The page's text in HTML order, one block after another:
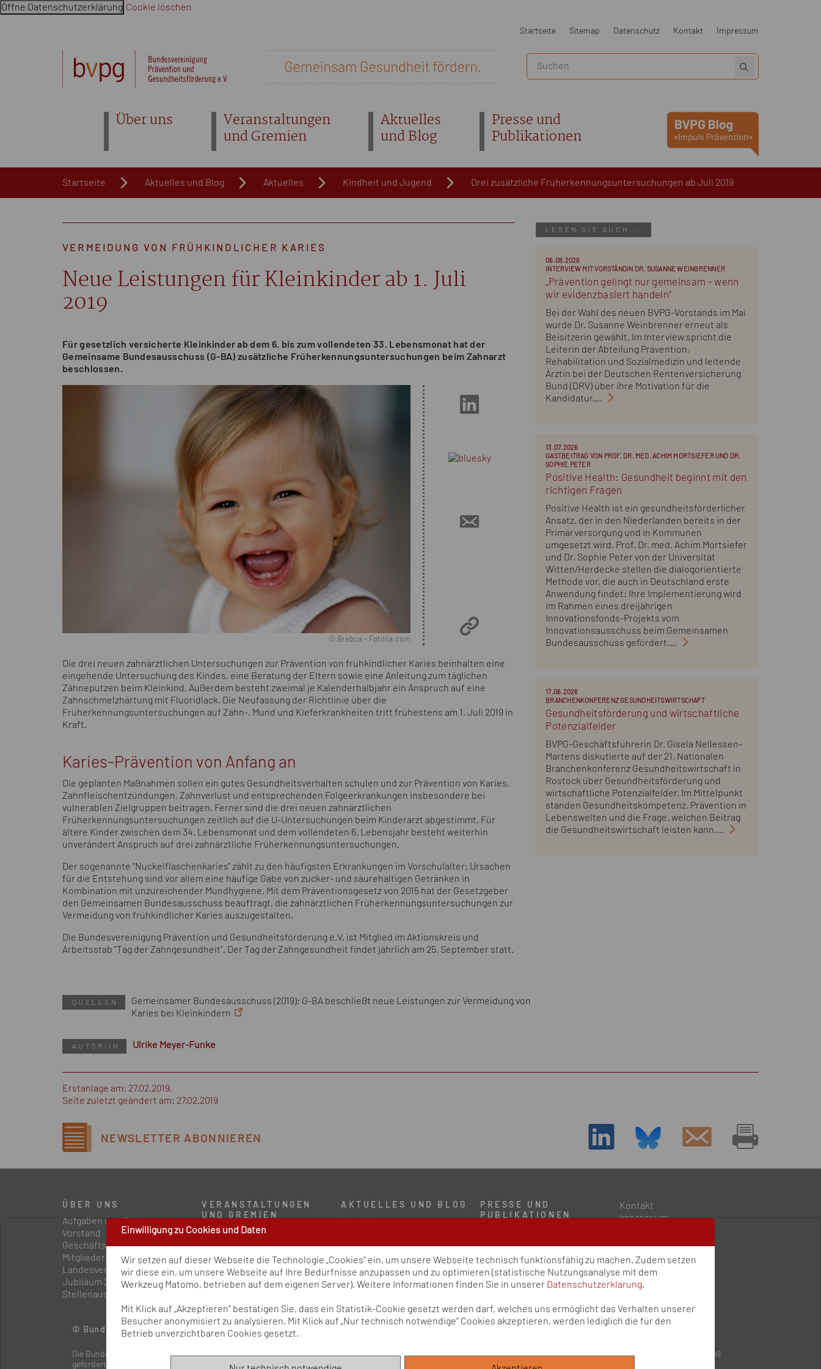
Öffne Datenschutzerklärung Cookie löschen
Einwilligung zu Cookies und Daten
Wir setzen auf dieser Webseite die Technologie „Cookies” ein, um unsere Webseite technisch funktionsfähig zu machen. Zudem setzen
wir diese ein, um unsere Webseite auf Ihre Bedürfnisse anzupassen und zu optimieren (statistische Nutzungsanalyse mit dem
Werkzeug Matomo, betrieben auf dem eigenen Server). Weitere Informationen finden Sie in unserer Datenschutzerklärung.
Mit Klick auf „Akzeptieren” bestätigen Sie, dass ein Statistik-Cookie gesetzt werden darf, welches uns ermöglicht das Verhalten unserer
Besucher anonymisiert zu analysieren. Mit Klick auf „Nur technisch notwendige” Cookies akzeptieren, werden lediglich die für den
Betrieb unverzichtbaren Cookies gesetzt.
Startseite Sitemap Datenschutz Kontakt Impressum
Über uns
Veranstaltungen
und Gremien
Aktuelles
und Blog
Presse und
Publikationen
Startseite Aktuelles und Blog Aktuelles Kindheit und Jugend Drei zusätzliche Früherkennungsuntersuchungen ab Juli 2019
VERMEIDUNG VON FRÜHKINDLICHER KARIES
Neue Leistungen für Kleinkinder ab 1. Juli
2019
Für gesetzlich versicherte Kleinkinder ab dem 6. bis zum vollendeten 33. Lebensmonat hat der
Gemeinsame Bundesausschuss (G-BA) zusätzliche Früherkennungsuntersuchungen beim Zahnarzt
beschlossen.
© Brebca - Fotolia.com
Die drei neuen zahnärztlichen Untersuchungen zur Prävention von frühkindlicher Karies beinhalten eine
eingehende Untersuchung des Kindes, eine Beratung der Eltern sowie eine Anleitung zum täglichen
Zähneputzen beim Kleinkind. Außerdem besteht zweimal je Kalenderhalbjahr ein Anspruch auf eine
Zahnschmelzhärtung mit Fluoridlack. Die Neufassung der Richtlinie über die
Früherkennungsuntersuchungen auf Zahn-, Mund und Kieferkrankheiten tritt frühestens am 1. Juli 2019 in
Kraft.
Karies-Prävention von Anfang an
Die geplanten Maßnahmen sollen ein gutes Gesundheitsverhalten schulen und zur Prävention von Karies,
Zahnfleischentzündungen, Zahnverlust und entsprechenden Folgeerkrankungen insbesondere bei
vulnerablen Zielgruppen beitragen. Ferner sind die drei neuen zahnärztlichen
Früherkennungsuntersuchungen zeitlich auf die U-Untersuchungen beim Kinderarzt abgestimmt. Für
ältere Kinder zwischen dem 34. Lebensmonat und dem vollendeten 6. Lebensjahr besteht weiterhin
unverändert Anspruch auf drei zahnärztliche Früherkennungsuntersuchungen.
Der sogenannte "Nuckelflaschenkaries" zählt zu den häufigsten Erkrankungen im Vorschulalter: Ursachen
für die Entstehung sind vor allem eine häufige Gabe von zucker- und säurehaltigen Getränken in
Kombination mit unzureichender Mundhygiene. Mit dem Präventionsgesetz von 2015 hat der Gesetzgeber
den Gemeinsamen Bundesausschuss beauftragt, die zahnärztlichen Früherkennungsuntersuchungen zur
Vermeidung von frühkindlicher Karies auszugestalten.
Die Bundesvereinigung Prävention und Gesundheitsförderung e.V. ist Mitglied im Aktionskreis und
Arbeitsstab "Tag der Zahngesundheit". Der Tag der Zahngesundheit findet jährlich am 25. September statt.
LESEN SIE AUCH ...
06.08.2026
INTERVIEW MIT VORSTÄNDIN DR. SUSANNE WEINBRENNER
„Prävention gelingt nur gemeinsam - wenn
wir evidenzbasiert handeln“
Bei der Wahl des neuen BVPG-Vorstands im Mai
wurde Dr. Susanne Weinbrenner erneut als
Beisitzerin gewählt. Im Interview spricht die
Leiterin der Abteilung Prävention,
Rehabilitation und Sozialmedizin und leitende
Ärztin bei der Deutschen Rentenversicherung
Bund (DRV) über ihre Motivation für die
Kandidatur....
13.07.2026
GASTBEITRAG VON PROF. DR. MED. ACHIM MORTSIEFER UND DR.
SOPHIE PETER
Positive Health: Gesundheit beginnt mit den
richtigen Fragen
Positive Health ist ein gesundheitsförderlicher
Ansatz, der in den Niederlanden bereits in der
Primärversorgung und in Kommunen
umgesetzt wird. Prof. Dr. med. Achim Mortsiefer
und Dr. Sophie Peter von der Universität
Witten/Herdecke stellen die dialogorientierte
Methode vor, die auch in Deutschland erste
Anwendung findet: Ihre Implementierung wird
im Rahmen eines dreijährigen
Innovationsfonds-Projekts vom
Innovationsausschuss beim Gemeinsamen
Bundesausschuss gefördert....
17.06.2026
BRANCHENKONFERENZ GESUNDHEITSWIRTSCHAFT
Gesundheitsförderung und wirtschaftliche
Potenzialfelder
BVPG-Geschäftsführerin Dr. Gisela Nellessen-
Martens diskutierte auf der 21. Nationalen
Branchenkonferenz Gesundheitswirtschaft in
Rostock über Gesundheitsförderung und
wirtschaftliche Potenzialfelder. Im Mittelpunkt
standen Gesundheitskompetenz, Prävention in
Lebenswelten und die Frage, welchen Beitrag
die Gesundheitswirtschaft leisten kann....
QUELLEN
Gemeinsamer Bundesausschuss (2019): G-BA beschließt neue Leistungen zur Vermeidung von
Karies bei Kleinkindern
AUTOR/IN Ulrike Meyer-Funke
Erstanlage am: 27.02.2019,
Seite zuletzt geändert am: 27.02.2019
NEWSLETTER ABONNIEREN
ÜBER UNS
Aufgaben und Ziele
Vorstand
Geschäftsstelle
Mitglieder
Landesvereinigungen
Jubiläum 2024
Stellenausschreibungen
VERANSTALTUNGEN
UND GREMIEN
Statuskonferenz
Präventionsforum
Externe Gremien
Interne Gremien
AKTUELLES UND BLOG
Aktuelles
PRESSE UND
PUBLIKATIONEN
Publikationen
Newsletter
Kontakt
Impressum
Sitemap
© Bundesvereinigung Prävention und Gesundheitsförderung e.V. (BVPG) 2025
Die Bundesvereinigung Prävention und Gesundheitsförderung e.V. (BVPG) wird aufgrund eines Beschlusses des Bundestages vom Bundesministerium für Gesundheit institutionell
gefördert.